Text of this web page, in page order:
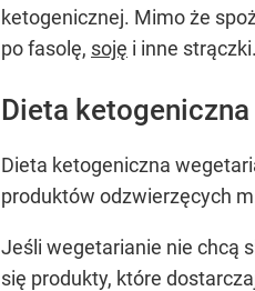
ketogenicznej. Mimo że
po fasolę, soję i inne
Dieta
Dieta ketogeniczna
produktów odzwierzęcych
Jeśli wegetarianie nie chcą
się produkty, które